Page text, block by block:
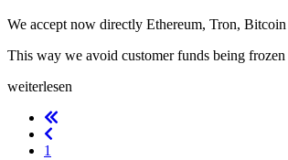
We accept now directly Ethereum, Tron,
This way we avoid customer funds being frozen
weiterlesen
1